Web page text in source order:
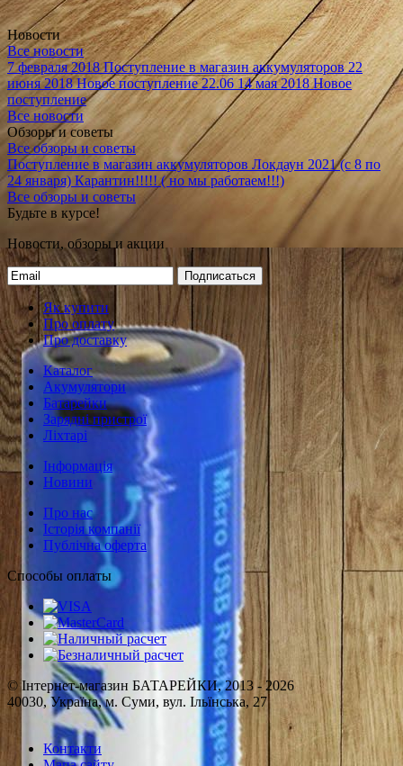
Новости
Все новости
7 февраля 2018 Поступление в магазин аккумуляторов22
июня 2018 Новое поступление 22.06 14 мая 2018 Новое
поступление
Все новости
Обзоры и советы
Все обзоры и советы
Поступление в магазин аккумуляторов Локдаун 2021 (с 8 по
24 января) Карантин!!!!! ( но мы работаем!!!)
Все обзоры и советы
Будьте в курсе!
Новости, обзоры и акции
Подписаться
Як купити
Про оплату
Про доставку
Каталог
Акумулятори
Батарейки
Зарядні пристрої
Ліхтарі
Інформація
Новини
Про нас
Історія компанії
Публічна оферта
Способы оплаты
© Інтернет-магазин БАТАРЕЙКИ, 2013 - 2026
40030, Україна, м. Суми, вул. Ільїнська, 27
Контакти